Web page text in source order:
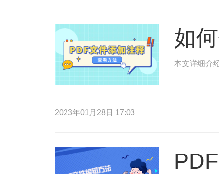
如
本文详细介
2023年01月28日 17:03